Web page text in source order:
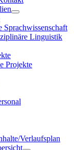
Sprachwissenschaft
Linguistik
Projekte
Verlaufsplan